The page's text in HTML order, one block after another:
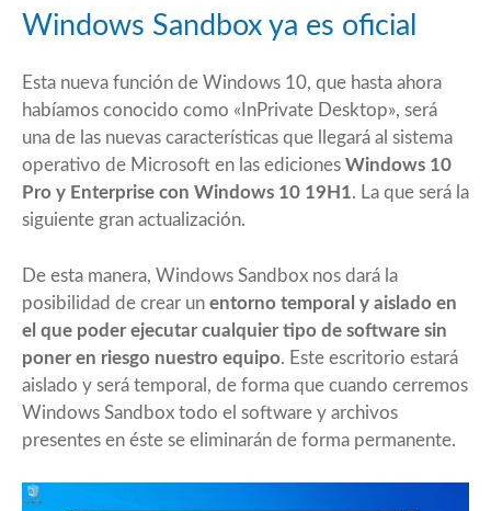
Windows Sandbox ya es oficial
Esta nueva función de Windows 10, que hasta ahora
habíamos conocido como «InPrivate Desktop», será
una de las nuevas características que llegará al sistema
operativo de Microsoft en las ediciones Windows 10
Pro y Enterprise con Windows 10 19H1. La que será la
siguiente gran actualización.
De esta manera, Windows Sandbox nos dará la
posibilidad de crear un entorno temporal y aislado en
el que poder ejecutar cualquier tipo de software sin
poner en riesgo nuestro equipo. Este escritorio estará
aislado y será temporal, de forma que cuando cerremos
Windows Sandbox todo el software y archivos
presentes en éste se eliminarán de forma permanente.